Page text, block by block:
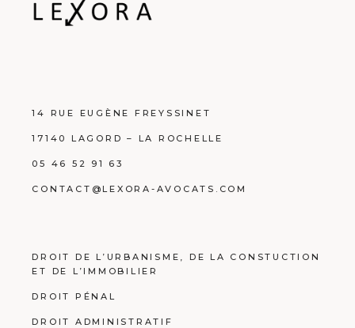
14 RUE EUGÈNE FREYSSINET
17140 LAGORD – LA ROCHELLE
05 46 52 91 63
CONTACT@LEXORA-AVOCATS.COM
DROIT DE L’URBANISME, DE LA CONSTUCTION
ET DE L’IMMOBILIER
DROIT PÉNAL
DROIT ADMINISTRATIF